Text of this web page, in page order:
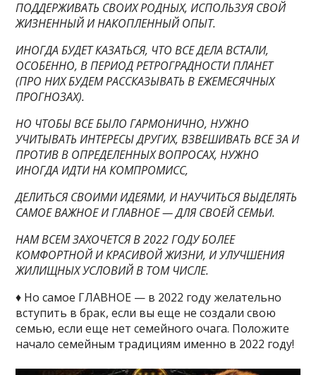
ПОДДЕРЖИВАТЬ СВОИХ РОДНЫХ, ИСПОЛЬЗУЯ СВОЙ
ЖИЗНЕННЫЙ И НАКОПЛЕННЫЙ ОПЫТ.
ИНОГДА БУДЕТ КАЗАТЬСЯ, ЧТО ВСЕ ДЕЛА ВСТАЛИ,
ОСОБЕННО, В ПЕРИОД РЕТРОГРАДНОСТИ ПЛАНЕТ
(ПРО НИХ БУДЕМ РАССКАЗЫВАТЬ В ЕЖЕМЕСЯЧНЫХ
ПРОГНОЗАХ).
НО ЧТОБЫ ВСЕ БЫЛО ГАРМОНИЧНО, НУЖНО
УЧИТЫВАТЬ ИНТЕРЕСЫ ДРУГИХ, ВЗВЕШИВАТЬ ВСЕ ЗА И
ПРОТИВ В ОПРЕДЕЛЕННЫХ ВОПРОСАХ, НУЖНО
ИНОГДА ИДТИ НА КОМПРОМИСС,
ДЕЛИТЬСЯ СВОИМИ ИДЕЯМИ, И НАУЧИТЬСЯ ВЫДЕЛЯТЬ
САМОЕ ВАЖНОЕ И ГЛАВНОЕ — ДЛЯ СВОЕЙ СЕМЬИ.
НАМ ВСЕМ ЗАХОЧЕТСЯ В 2022 ГОДУ БОЛЕЕ
КОМФОРТНОЙ И КРАСИВОЙ ЖИЗНИ, И УЛУЧШЕНИЯ
ЖИЛИЩНЫХ УСЛОВИЙ В ТОМ ЧИСЛЕ.
♦ Но самое ГЛАВНОЕ — в 2022 году желательно
вступить в брак, если вы еще не создали свою
семью, если еще нет семейного очага. Положите
начало семейным традициям именно в 2022 году!